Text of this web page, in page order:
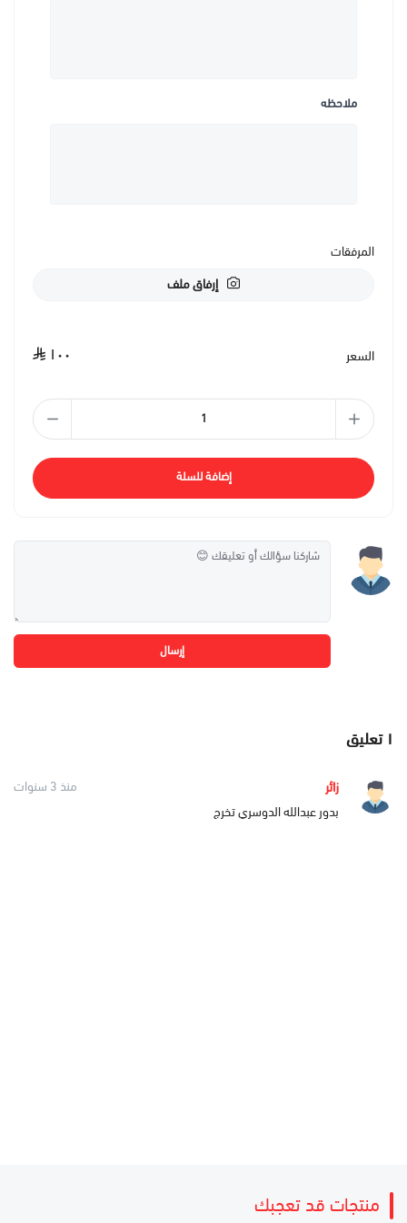
ملاحظه
المرفقات
إرفاق ملف
السعر ١٠٠
إضافة للسلة
إرسال
١ تعليق
زائر
منذ 3 سنوات
بدور عبدالله الدوسري تخرج ‍
منتجات قد تعجبك